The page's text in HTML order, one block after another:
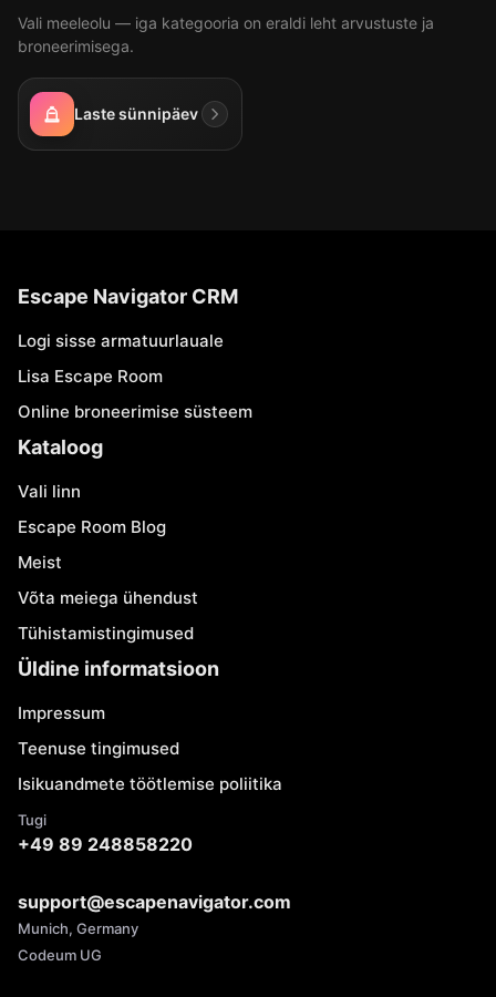
Vali meeleolu — iga kategooria on eraldi leht arvustuste ja
broneerimisega.
Laste sünnipäev
Escape Navigator CRM
Logi sisse armatuurlauale
Lisa Escape Room
Online broneerimise süsteem
Kataloog
Vali linn
Escape Room Blog
Meist
Võta meiega ühendust
Tühistamistingimused
Üldine informatsioon
Impressum
Teenuse tingimused
Isikuandmete töötlemise poliitika
Tugi
+49 89 248858220
support@escapenavigator.com
Munich, Germany
Codeum UG